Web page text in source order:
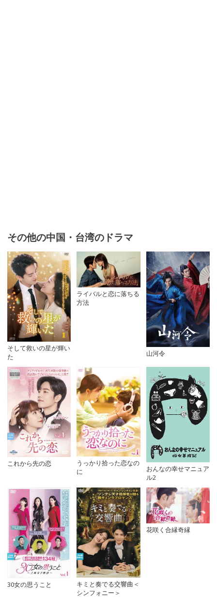
その他の中国・台湾のドラマ
そして救いの星が輝い
た
ライバルと恋に落ちる
方法
山河令
これから先の恋
うっかり拾った恋なの
に
おんなの幸せマニュア
ル2
30女の思うこと
キミと奏でる交響曲＜
シンフォニー＞
花咲く合縁奇縁